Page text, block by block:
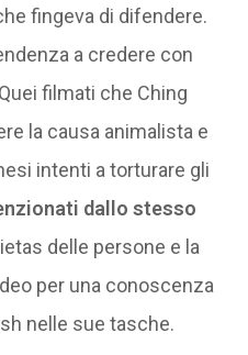
fingeva di difendere.
a credere con
filmati che Ching
la causa animalista e
intenti a torturare gli
dallo stesso
delle persone e la
per una conoscenza
nelle sue tasche.